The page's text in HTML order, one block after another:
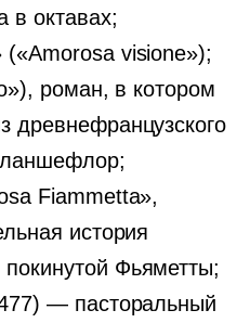
в октавах;
visione»);
роман, в котором
древнефранцузского
Fiammetta»,
история
Фьяметты;
— пасторальный